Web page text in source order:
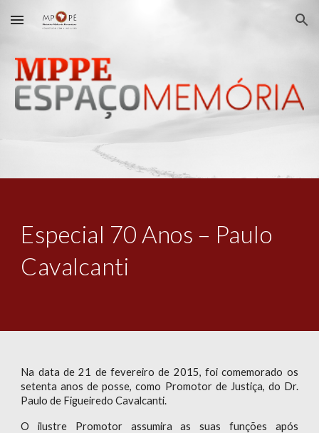
Skip to main content Skip to navigation
Especial 70 Anos – Paulo
Cavalcanti
Na data de 21 de fevereiro de 2015, foi comemorado os
setenta anos de posse, como Promotor de Justiça, do Dr.
Paulo de Figueiredo Cavalcanti.
O ilustre Promotor assumira as suas funções após